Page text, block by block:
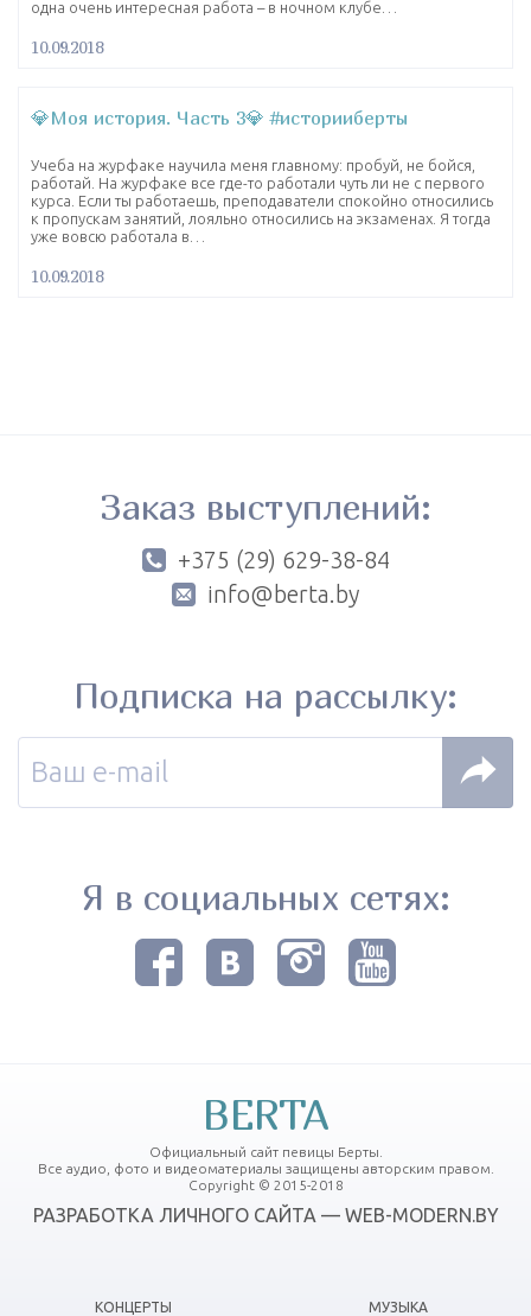
одна очень интересная работа – в ночном клубе…
10.09.2018
💎Моя история. Часть 3💎 #историиберты
Учеба на журфаке научила меня главному: пробуй, не бойся,
работай. На журфаке все где-то работали чуть ли не с первого
курса. Если ты работаешь, преподаватели спокойно относились
к пропускам занятий, лояльно относились на экзаменах. Я тогда
уже вовсю работала в…
10.09.2018
Заказ выступлений:
+375 (29) 629-38-84
info@berta.by
Подписка на рассылку:
Я в социальных сетях:
BERTA
Официальный сайт певицы Берты.
Все аудио, фото и видеоматериалы защищены авторским правом.
Copyright © 2015-2018
РАЗРАБОТКА ЛИЧНОГО САЙТА — WEB-MODERN.BY
КОНЦЕРТЫ МУЗЫКА